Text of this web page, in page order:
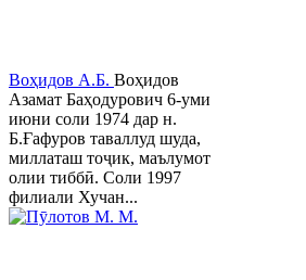
Воҳидов А.Б. Воҳидов
Азамат Баҳодурович 6-уми
июни соли 1974 дар н.
Б.Ғафуров таваллуд шуда,
миллаташ тоҷик, маълумот
олии тиббӣ. Соли 1997
филиали Хучан...